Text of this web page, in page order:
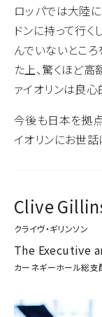
ロッパでは大陸
ドンに持って行
んでいないところ
た上、驚くほど
ァイオリンは良心
今後も日本を拠
イオリンにお世話
Clive
クライヴ・ギリンソン
The Executive
カーネギーホール総